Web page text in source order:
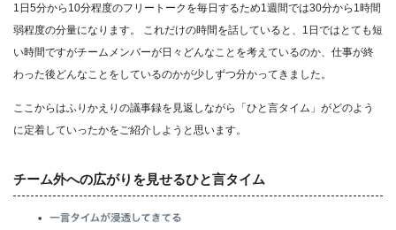
1日5分から10分程度のフリートークを毎日するため1週間では30分から1時間
弱程度の分量になります。 これだけの時間を話していると、1日ではとても短
い時間ですがチームメンバーが日々どんなことを考えているのか、仕事が終
わった後どんなことをしているのかが少しずつ分かってきました。
ここからはふりかえりの議事録を見返しながら「ひと言タイム」がどのよう
に定着していったかをご紹介しようと思います。
チーム外への広がりを見せるひと言タイム